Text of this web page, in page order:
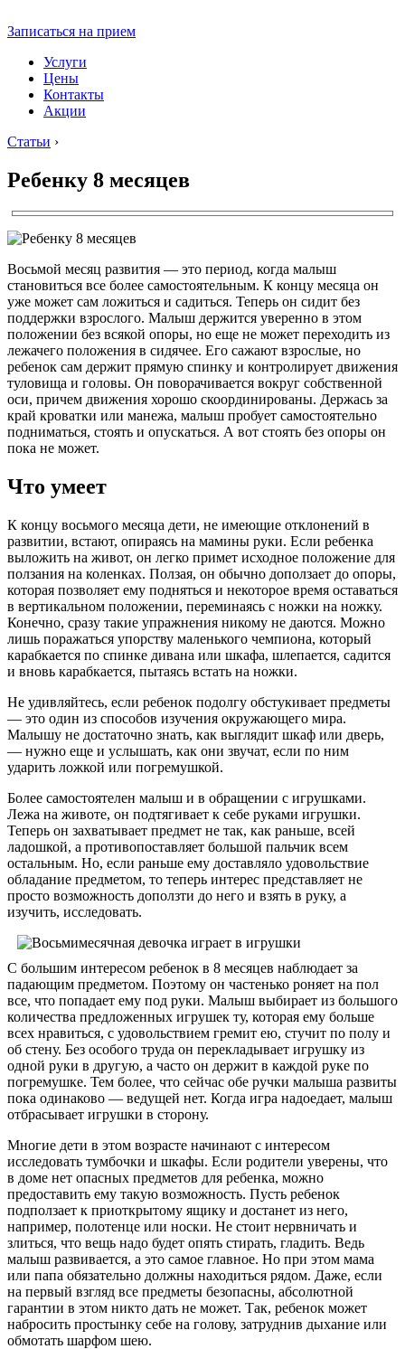
Записаться на прием
Услуги
Цены
Контакты
Акции
Статьи ›
Ребенку 8 месяцев
Восьмой месяц развития — это период, когда малыш
становиться все более самостоятельным. К концу месяца он
уже может сам ложиться и садиться. Теперь он сидит без
поддержки взрослого. Малыш держится уверенно в этом
положении без всякой опоры, но еще не может переходить из
лежачего положения в сидячее. Его сажают взрослые, но
ребенок сам держит прямую спинку и контролирует движения
туловища и головы. Он поворачивается вокруг собственной
оси, причем движения хорошо скоординированы. Держась за
край кроватки или манежа, малыш пробует самостоятельно
подниматься, стоять и опускаться. А вот стоять без опоры он
пока не может.
Что умеет
К концу восьмого месяца дети, не имеющие отклонений в
развитии, встают, опираясь на мамины руки. Если ребенка
выложить на живот, он легко примет исходное положение для
ползания на коленках. Ползая, он обычно доползает до опоры,
которая позволяет ему подняться и некоторое время оставаться
в вертикальном положении, переминаясь с ножки на ножку.
Конечно, сразу такие упражнения никому не даются. Можно
лишь поражаться упорству маленького чемпиона, который
карабкается по спинке дивана или шкафа, шлепается, садится
и вновь карабкается, пытаясь встать на ножки.
Не удивляйтесь, если ребенок подолгу обстукивает предметы
— это один из способов изучения окружающего мира.
Малышу не достаточно знать, как выглядит шкаф или дверь,
— нужно еще и услышать, как они звучат, если по ним
ударить ложкой или погремушкой.
Более самостоятелен малыш и в обращении с игрушками.
Лежа на животе, он подтягивает к себе руками игрушки.
Теперь он захватывает предмет не так, как раньше, всей
ладошкой, а противопоставляет большой пальчик всем
остальным. Но, если раньше ему доставляло удовольствие
обладание предметом, то теперь интерес представляет не
просто возможность доползти до него и взять в руку, а
изучить, исследовать.
С большим интересом ребенок в 8 месяцев наблюдает за
падающим предметом. Поэтому он частенько роняет на пол
все, что попадает ему под руки. Малыш выбирает из большого
количества предложенных игрушек ту, которая ему больше
всех нравиться, с удовольствием гремит ею, стучит по полу и
об стену. Без особого труда он перекладывает игрушку из
одной руки в другую, а часто он держит в каждой руке по
погремушке. Тем более, что сейчас обе ручки малыша развиты
пока одинаково — ведущей нет. Когда игра надоедает, малыш
отбрасывает игрушки в сторону.
Многие дети в этом возрасте начинают с интересом
исследовать тумбочки и шкафы. Если родители уверены, что
в доме нет опасных предметов для ребенка, можно
предоставить ему такую возможность. Пусть ребенок
подползает к приоткрытому ящику и достанет из него,
например, полотенце или носки. Не стоит нервничать и
злиться, что вещь надо будет опять стирать, гладить. Ведь
малыш развивается, а это самое главное. Но при этом мама
или папа обязательно должны находиться рядом. Даже, если
на первый взгляд все предметы безопасны, абсолютной
гарантии в этом никто дать не может. Так, ребенок может
набросить простынку себе на голову, затруднив дыхание или
обмотать шарфом шею.